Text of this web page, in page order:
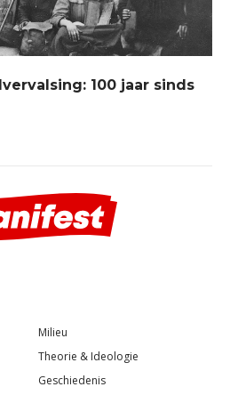
100 jaar sinds
Milieu
Theorie & Ideologie
Geschiedenis